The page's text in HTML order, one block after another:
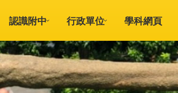
認識附中 行政單位 學科網頁